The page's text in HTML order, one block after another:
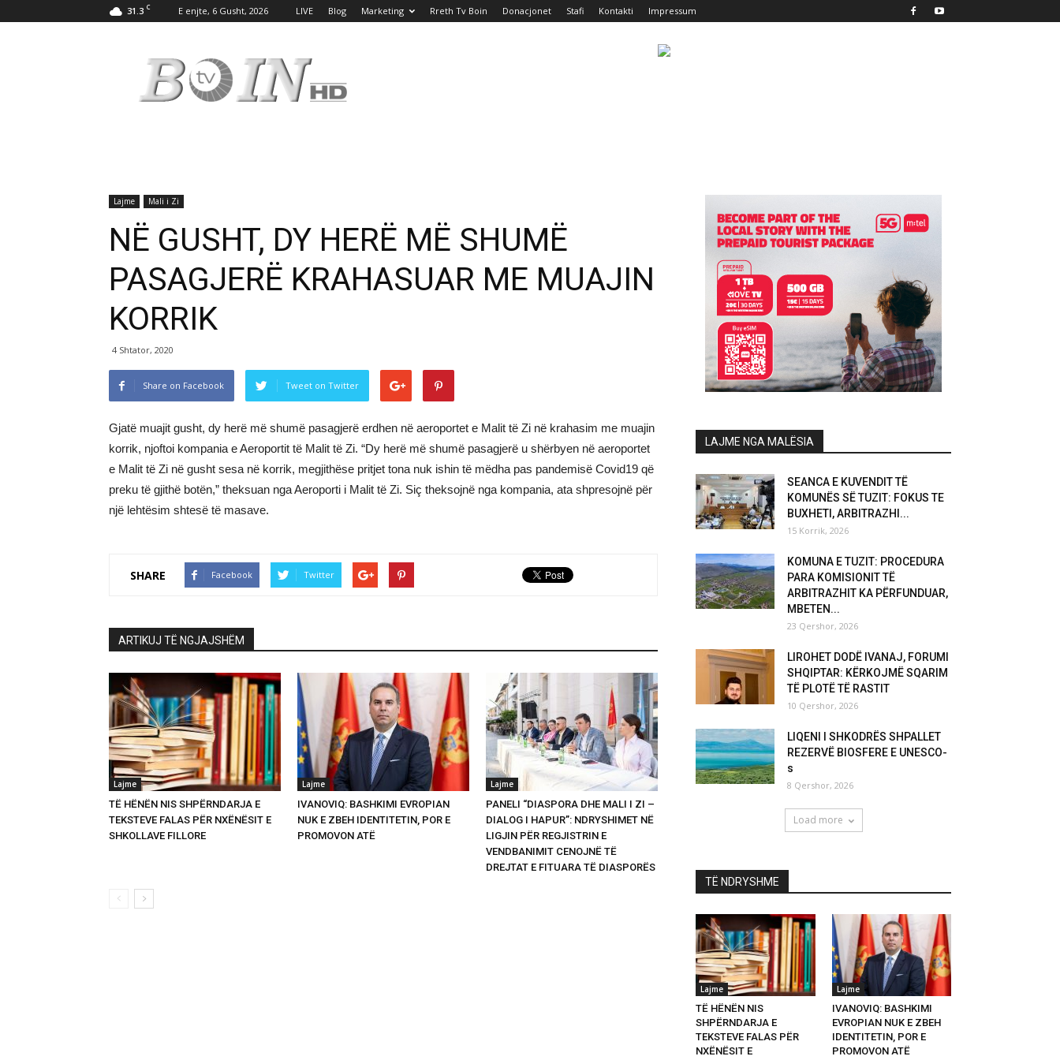
31.3 C E enjte, 6 Gusht, 2026 LIVE Blog Marketing Rreth Tv Boin Donacjonet Stafi Kontakti Impressum
Boin
Lajme Mali i Zi
NË GUSHT, DY HERË MË SHUMË
PASAGJERË KRAHASUAR ME MUAJIN
KORRIK
4 Shtator, 2020
Share on Facebook Tweet on Twitter
Gjatë muajit gusht, dy herë më shumë pasagjerë erdhen në aeroportet e Malit të Zi në krahasim me muajin
korrik, njoftoi kompania e Aeroportit të Malit të Zi. “Dy herë më shumë pasagjerë u shërbyen në aeroportet
e Malit të Zi në gusht sesa në korrik, megjithëse pritjet tona nuk ishin të mëdha pas pandemisë Covid19 që
preku të gjithë botën,” theksuan nga Aeroporti i Malit të Zi. Siç theksojnë nga kompania, ata shpresojnë për
një lehtësim shtesë të masave.
SHARE Facebook Twitter
ARTIKUJ TË NGJAJSHËM
Lajme
TË HËNËN NIS SHPËRNDARJA E
TEKSTEVE FALAS PËR NXËNËSIT E
SHKOLLAVE FILLORE
Lajme
IVANOVIQ: BASHKIMI EVROPIAN
NUK E ZBEH IDENTITETIN, POR E
PROMOVON ATË
Lajme
PANELI “DIASPORA DHE MALI I ZI –
DIALOG I HAPUR”: NDRYSHIMET NË
LIGJIN PËR REGJISTRIN E
VENDBANIMIT CENOJNË TË
DREJTAT E FITUARA TË DIASPORËS
LAJME NGA MALËSIA
SEANCA E KUVENDIT TË
KOMUNËS SË TUZIT: FOKUS TE
BUXHETI, ARBITRAZHI...
15 Korrik, 2026
KOMUNA E TUZIT: PROCEDURA
PARA KOMISIONIT TË
ARBITRAZHIT KA PËRFUNDUAR,
MBETEN...
23 Qershor, 2026
LIROHET DODË IVANAJ, FORUMI
SHQIPTAR: KËRKOJMË SQARIM
TË PLOTË TË RASTIT
10 Qershor, 2026
LIQENI I SHKODRËS SHPALLET
REZERVË BIOSFERE E UNESCO-
s
8 Qershor, 2026
Load more
TË NDRYSHME
Lajme
TË HËNËN NIS
SHPËRNDARJA E
TEKSTEVE FALAS PËR
NXËNËSIT E
Lajme
IVANOVIQ: BASHKIMI
EVROPIAN NUK E ZBEH
IDENTITETIN, POR E
PROMOVON ATË